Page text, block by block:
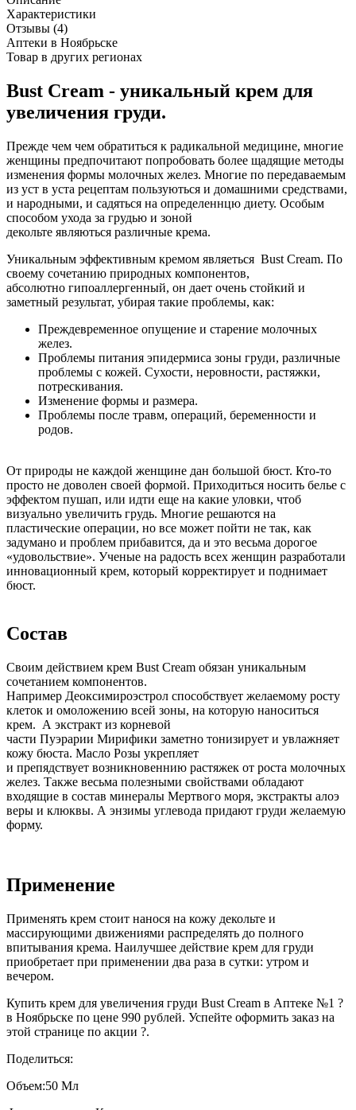
Характеристики
Отзывы (4)
Аптеки в Ноябрьске
Товар в других регионах
Bust Cream - уникальный крем для
увеличения груди.
Прежде чем чем обратиться к радикальной медицине, многие
женщины предпочитают попробовать более щадящие методы
изменения формы молочных желез. Многие по передаваемым
из уст в уста рецептам пользуються и домашними средствами,
и народными, и садяться на определеннцю диету. Особым
способом ухода за грудью и зоной
декольте являються различные крема.
Уникальным эффективным кремом являеться Bust Cream. По
своему сочетанию природных компонентов,
абсолютно гипоаллергенный, он дает очень стойкий и
заметный результат, убирая такие проблемы, как:
Преждевременное опущение и старение молочных
желез.
Проблемы питания эпидермиса зоны груди, различные
проблемы с кожей. Сухости, неровности, растяжки,
потрескивания.
Изменение формы и размера.
Проблемы после травм, операций, беременности и
родов.
От природы не каждой женщине дан большой бюст. Кто-то
просто не доволен своей формой. Приходиться носить белье с
эффектом пушап, или идти еще на какие уловки, чтоб
визуально увеличить грудь. Многие решаются на
пластические операции, но все может пойти не так, как
задумано и проблем прибавится, да и это весьма дорогое
«удовольствие». Ученые на радость всех женщин разработали
инновационный крем, который корректирует и поднимает
бюст.
Состав
Своим действием крем Bust Cream обязан уникальным
сочетанием компонентов.
Например Деоксимироэстрол способствует желаемому росту
клеток и омоложению всей зоны, на которую наноситься
крем. А экстракт из корневой
части Пуэрарии Мирифики заметно тонизирует и увлажняет
кожу бюста. Масло Розы укрепляет
и препядствует возникновеннию растяжек от роста молочных
желез. Также весьма полезными свойствами обладают
входящие в состав минералы Мертвого моря, экстракты алоэ
веры и клюквы. А энзимы углевода придают груди желаемую
форму.
Применение
Применять крем стоит нанося на кожу декольте и
массирующими движениями распределять до полного
впитывания крема. Наилучшее действие крем для груди
приобретает при применении два раза в сутки: утром и
вечером.
Купить крем для увеличения груди Bust Cream в Аптеке №1 ?
в Ноябрьске по цене 990 рублей. Успейте оформить заказ на
этой странице по акции ?.
Поделиться:
Объем:50 Мл